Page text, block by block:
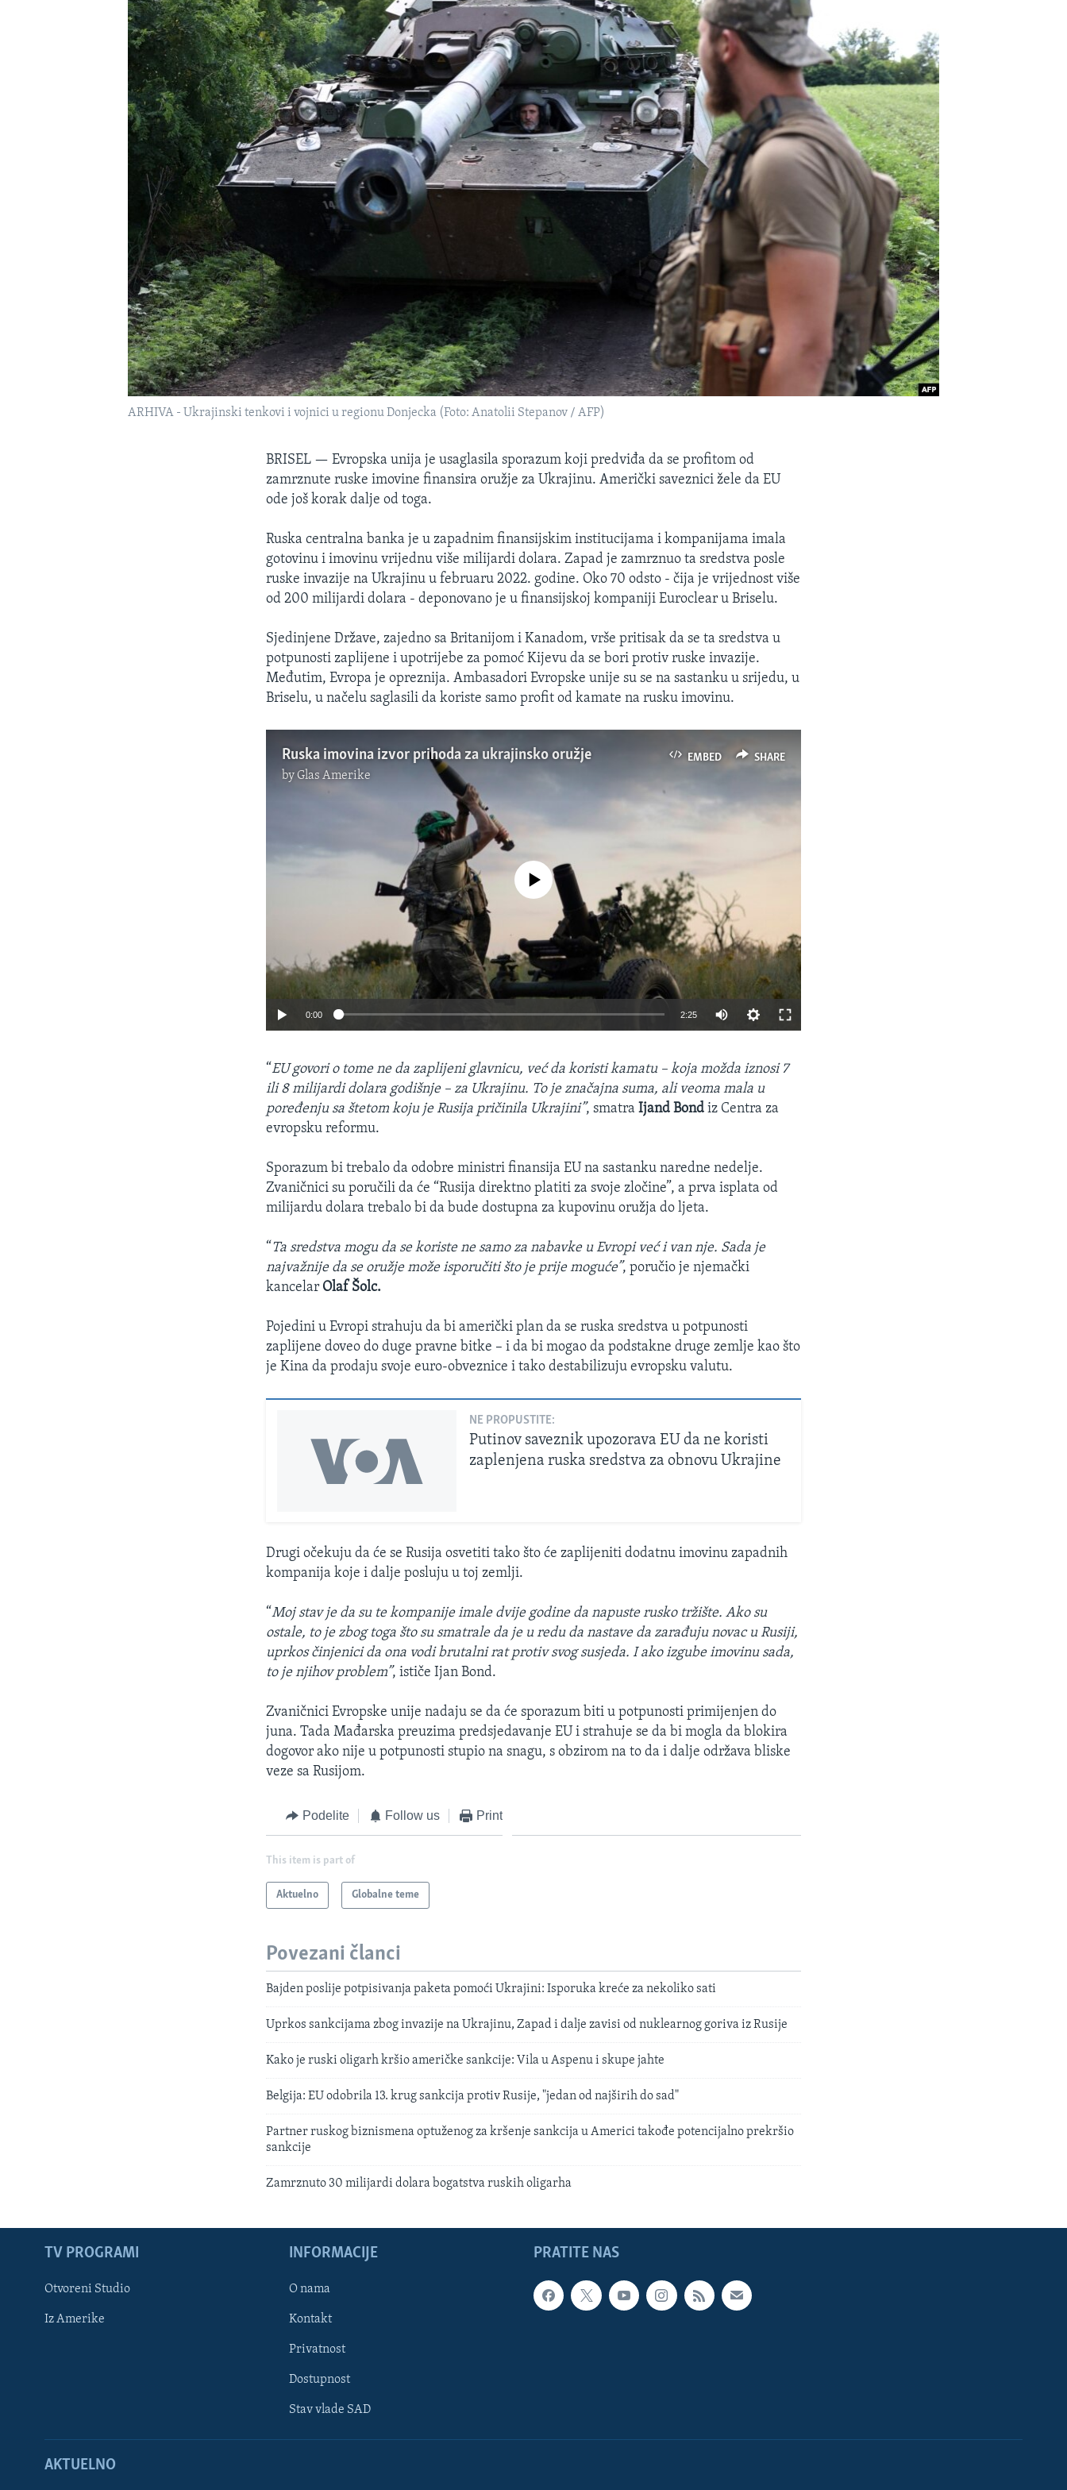
PRATITE NAS
ARHIVA - Ukrajinski tenkovi i vojnici u regionu Donjecka (Foto: Anatolii Stepanov / AFP)
BRISEL —Evropska unija je usaglasila sporazum koji predviđa da se profitom od
zamrznute ruske imovine finansira oružje za Ukrajinu. Američki saveznici žele da EU
ode još korak dalje od toga.
Ruska centralna banka je u zapadnim finansijskim institucijama i kompanijama imala
gotovinu i imovinu vrijednu više milijardi dolara. Zapad je zamrznuo ta sredstva posle
ruske invazije na Ukrajinu u februaru 2022. godine. Oko 70 odsto - čija je vrijednost više
od 200 milijardi dolara - deponovano je u finansijskoj kompaniji Euroclear u Briselu.
Sjedinjene Države, zajedno sa Britanijom i Kanadom, vrše pritisak da se ta sredstva u
potpunosti zaplijene i upotrijebe za pomoć Kijevu da se bori protiv ruske invazije.
Međutim, Evropa je opreznija. Ambasadori Evropske unije su se na sastanku u srijedu, u
Briselu, u načelu saglasili da koriste samo profit od kamate na rusku imovinu.
EMBED SHARE
Ruska imovina izvor prihoda za ukrajinsko oružje
byGlas Amerike
No media source currently available
0:00 2:25
“EU govori o tome ne da zaplijeni glavnicu, već da koristi kamatu – koja možda iznosi 7
ili 8 milijardi dolara godišnje – za Ukrajinu. To je značajna suma, ali veoma mala u
poređenju sa štetom koju je Rusija pričinila Ukrajini”, smatraIjand Bond iz Centra za
evropsku reformu.
Sporazum bi trebalo da odobre ministri finansija EU na sastanku naredne nedelje.
Zvaničnici su poručili da će “Rusija direktno platiti za svoje zločine”, a prva isplata od
milijardu dolara trebalo bi da bude dostupna za kupovinu oružja do ljeta.
“Ta sredstva mogu da se koriste ne samo za nabavke u Evropi već i van nje. Sada je
najvažnije da se oružje može isporučiti što je prije moguće”, poručio je njemački
kancelar Olaf Šolc.
Pojedini u Evropi strahuju da bi američki plan da se ruska sredstva u potpunosti
zaplijene doveo do duge pravne bitke – i da bi mogao da podstakne druge zemlje kao što
je Kina da prodaju svoje euro-obveznice i tako destabilizuju evropsku valutu.
NE PROPUSTITE:
Putinov saveznik upozorava EU da ne koristi
zaplenjena ruska sredstva za obnovu Ukrajine
Drugi očekuju da će se Rusija osvetiti tako što će zaplijeniti dodatnu imovinu zapadnih
kompanija koje i dalje posluju u toj zemlji.
“Moj stav je da su te kompanije imale dvije godine da napuste rusko tržište. Ako su
ostale, to je zbog toga što su smatrale da je u redu da nastave da zarađuju novac u Rusiji,
uprkos činjenici da ona vodi brutalni rat protiv svog susjeda. I ako izgube imovinu sada,
to je njihov problem”, ističe Ijan Bond.
Zvaničnici Evropske unije nadaju se da će sporazum biti u potpunosti primijenjen do
juna. Tada Mađarska preuzima predsjedavanje EU i strahuje se da bi mogla da blokira
dogovor ako nije u potpunosti stupio na snagu, s obzirom na to da i dalje održava bliske
veze sa Rusijom.
Podelite Follow us Print
This item is part of
Aktuelno Globalne teme
Povezani članci
Bajden poslije potpisivanja paketa pomoći Ukrajini: Isporuka kreće za nekoliko sati
Uprkos sankcijama zbog invazije na Ukrajinu, Zapad i dalje zavisi od nuklearnog goriva iz Rusije
Kako je ruski oligarh kršio američke sankcije: Vila u Aspenu i skupe jahte
Belgija: EU odobrila 13. krug sankcija protiv Rusije, "jedan od najširih do sad"
Partner ruskog biznismena optuženog za kršenje sankcija u Americi takođe potencijalno prekršio
sankcije
Zamrznuto 30 milijardi dolara bogatstva ruskih oligarha
PRATITE NAS
TV PROGRAMI
Otvoreni Studio
Iz Amerike
INFORMACIJE
O nama
Kontakt
Privatnost
Dostupnost
Stav vlade SAD
AKTUELNO